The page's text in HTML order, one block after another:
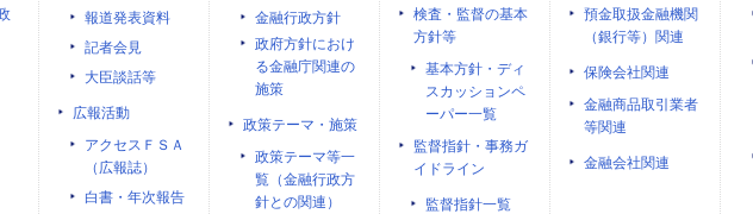
報道発表資料
記者会見
大臣談話等
広報活動
アクセスＦＳＡ
（広報誌）
白書・年次報告
金融行政方針
政府方針におけ
る金融庁関連の
施策
政策テーマ・施策
政策テーマ等一
覧（金融行政方
針との関連）
検査・監督の基本
方針等
基本方針・ディ
スカッションペ
ーパー一覧
監督指針・事務ガ
イドライン
監督指針一覧
預金取扱金融機関
（銀行等）関連
保険会社関連
金融商品取引業者
等関連
金融会社関連